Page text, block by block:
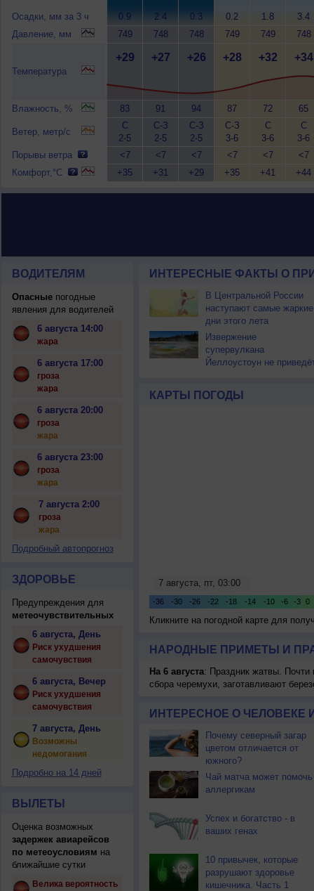
Осадки, мм за 3 ч
Давление, мм
Температура
Влажность, %
Ветер, метр/с
Порывы ветра
Комфорт,°C
0.9
749
+29
83
С
2-5
<7
+35
2.4
748
+27
91
С-З
2-5
<7
+31
0.3
748
+26
94
С-З
2-5
<7
+29
0.2
749
+28
87
С-З
3-6
<7
+35
1.8
749
+32
72
С
3-6
<7
+41
3.4
748
+34
65
С
3-6
<7
+44
ВОДИТЕЛЯМ
Опасныепогодные
явления для водителей
6 августа 14:00
жара
6 августа 17:00
гроза
жара
6 августа 20:00
гроза
жара
6 августа 23:00
гроза
жара
7 августа 2:00
гроза
жара
Подробный автопрогноз
ЗДОРОВЬЕ
Предупреждения для
метеочувствительных
6 августа, День
Риск ухудшения
самочувствия
6 августа, Вечер
Риск ухудшения
самочувствия
7 августа, День
Возможны
недомогания
Подробно на 14 дней
ВЫЛЕТЫ
Оценка возможных
задержек авиарейсов
по метеоусловиям на
ближайшие сутки
Велика вероятность
ИНТЕРЕСНЫЕ ФАКТЫ О
В Центральной России
наступают самые жаркие
дни этого лета
Извержение
супервулкана
Йеллоустоун не
КАРТЫ ПОГОДЫ
Кликните на погодной карте для
НАРОДНЫЕ ПРИМЕТЫ И
На 6 августа: Праздник жатвы. Почти
сбора черемухи, заготавливают
ИНТЕРЕСНОЕ О ЧЕЛОВЕКЕ
Почему северный загар
цветом отличается от
южного?
Чай матча может помочь
аллергикам
Успех и богатство - в
ваших генах
10 привычек, которые
разрушают здоровье
кишечника. Часть 1